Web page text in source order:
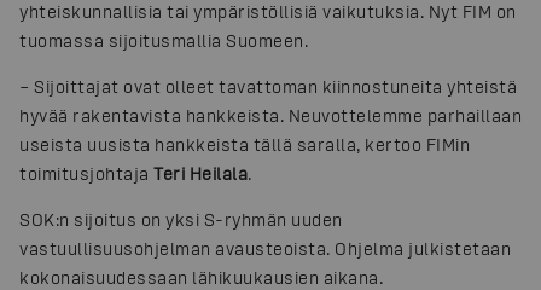
yhteiskunnallisia tai ympäristöllisiä vaikutuksia. Nyt FIM on
tuomassa sijoitusmallia Suomeen.
– Sijoittajat ovat olleet tavattoman kiinnostuneita yhteistä
hyvää rakentavista hankkeista. Neuvottelemme parhaillaan
useista uusista hankkeista tällä saralla, kertoo FIMin
toimitusjohtaja Teri Heilala.
SOK:n sijoitus on yksi S-ryhmän uuden
vastuullisuusohjelman avausteoista. Ohjelma julkistetaan
kokonaisuudessaan lähikuukausien aikana.